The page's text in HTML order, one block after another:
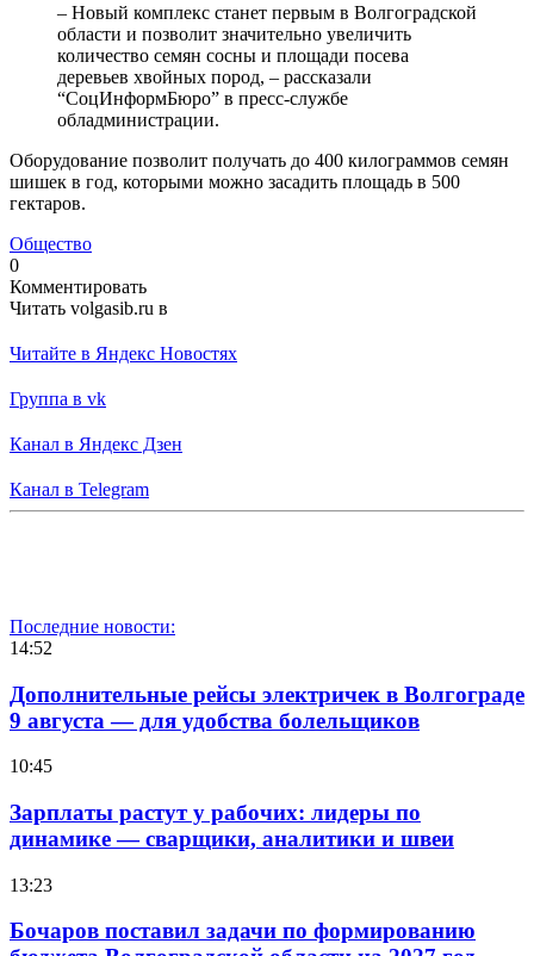
– Новый комплекс станет первым в Волгоградской
области и позволит значительно увеличить
количество семян сосны и площади посева
деревьев хвойных пород, – рассказали
“СоцИнформБюро” в пресс-службе
обладминистрации.
Оборудование позволит получать до 400 килограммов семян
шишек в год, которыми можно засадить площадь в 500
гектаров.
Общество
0
Комментировать
Читать volgasib.ru в
Читайте в Яндекс Новостях
Группа в vk
Канал в Яндекс Дзен
Канал в Telegram
Последние новости:
14:52
Дополнительные рейсы электричек в Волгограде
9 августа — для удобства болельщиков
10:45
Зарплаты растут у рабочих: лидеры по
динамике — сварщики, аналитики и швеи
13:23
Бочаров поставил задачи по формированию